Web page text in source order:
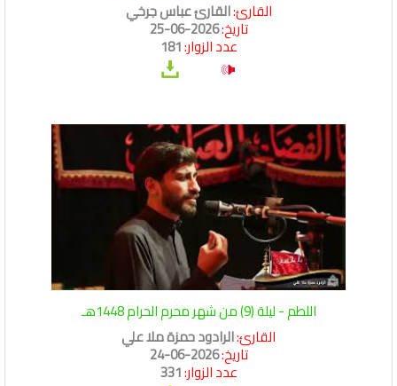
القارئ:القارئ عباس جرخي
تاريخ:2026-06-25
عدد الزوار:181
اللطم - ليلة (9) من شهر محرم الحرام 1448هـ
القارئ:الرادود حمزة ملا علي
تاريخ:2026-06-24
عدد الزوار:331